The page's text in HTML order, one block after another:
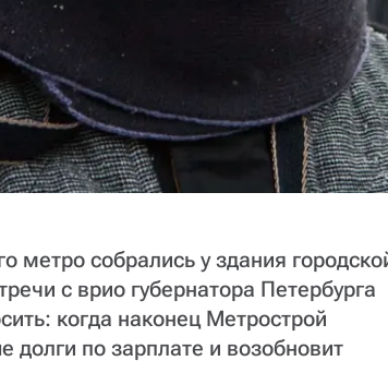
метро собрались у здания
с врио губернатора Петербурга
когда наконец Метрострой
по зарплате и возобновит